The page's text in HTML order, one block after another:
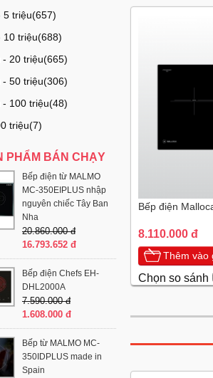
Bếp điện
8.110.000 đ
Thêm vào
Chọn so sánh
5 triệu(657)
10 triệu(688)
- 20 triệu(665)
- 50 triệu(306)
- 100 triệu(48)
triệu(7)
PHẨM BÁN CHẠY
Bếp điện từ MALMO
MC-350EIPLUS nhập
nguyên chiếc Tây Ban
Nha
20.860.000 đ
16.793.652 đ
Bếp điện Chefs EH-
DHL2000A
7.590.000 đ
1.608.000 đ
Bếp từ MALMO MC-
350IDPLUS made in
Spain